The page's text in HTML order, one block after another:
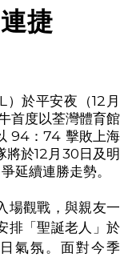
捷
）於平安夜（12月
首度以荃灣體育館
94 ：74 擊敗上海
將於12月30日及明
延續連勝走勢。
場觀戰，與親友一
排「聖誕老人」於
氣氛。面對今季